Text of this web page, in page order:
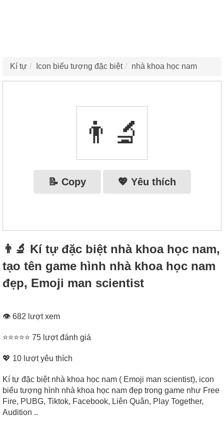
Kí tự Icon biểu tượng đặc biệt nhà khoa học nam
👨‍🔬
📝 Copy 💖 Yêu thích
👨‍🔬 Kí tự đặc biệt nhà khoa học nam,
tạo tên game hình nhà khoa học nam
đẹp, Emoji man scientist
👁 682 lượt xem
⭐⭐⭐⭐⭐ 75 lượt đánh giá
💖 10 lượt yêu thích
Kí tự đặc biệt nhà khoa học nam ( Emoji man scientist), icon
biểu tượng hình nhà khoa học nam đẹp trong game như Free
Fire, PUBG, Tiktok, Facebook, Liên Quân, Play Together,
Audition ..